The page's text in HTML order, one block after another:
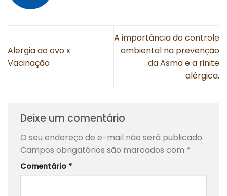
Alergia ao ovo x
Vacinação
A importância do controle
ambiental na prevenção
da Asma e a rinite
alérgica.
Deixe um comentário
O seu endereço de e-mail não será publicado.
Campos obrigatórios são marcados com *
Comentário *